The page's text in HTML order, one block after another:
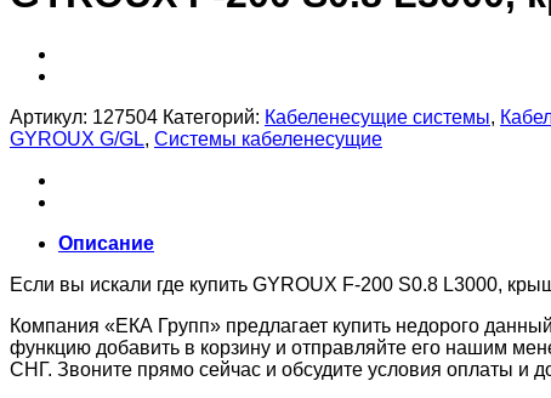
Артикул: 127504 Категорий: Кабеленесущие системы,
GYROUX G/GL, Системы кабеленесущие
Описание
Если вы искали где купить GYROUX F-200 S0.8 L3000,
Компания «ЕКА Групп» предлагает купить недорого
функцию добавить в корзину и отправляйте его нашим
СНГ. Звоните прямо сейчас и обсудите условия оплаты и